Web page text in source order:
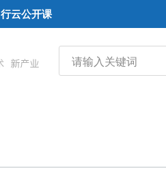
行云公开课